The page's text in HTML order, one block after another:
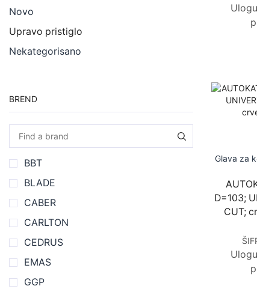
Glava za
D=103;
CUT;
Novo
Upravo pristiglo
Nekategorisano
BREND
BBT
BLADE
CABER
CARLTON
CEDRUS
EMAS
GGP